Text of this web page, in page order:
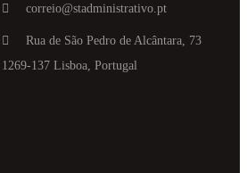
correio@stadministrativo.pt
Rua de São Pedro de Alcântara, 73
1269-137 Lisboa, Portugal